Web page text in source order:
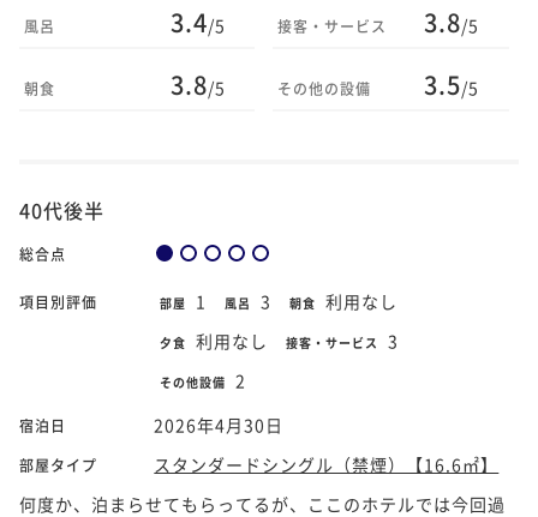
風呂 3.4/5
朝食 3.8/5
接客・サービス 3.8/5
その他の設備 3.5/5
40代後半
総合点
項目別評価 部屋 1 風呂 3 朝食 利用なし
夕食 利用なし 接客・サービス 3
その他設備 2
宿泊日 2026年4月30日
部屋タイプ
スタンダードシングル（禁煙）【16.6㎡】
何度か、泊まらせてもらってるが、ここのホテルでは今回過